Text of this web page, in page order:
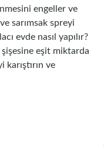
engeller ve
sarımsak spreyi
evde nasıl yapılır?
şişesine eşit miktarda
ve